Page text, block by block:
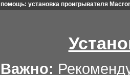
помощь: установка проигрывателя
Важно: